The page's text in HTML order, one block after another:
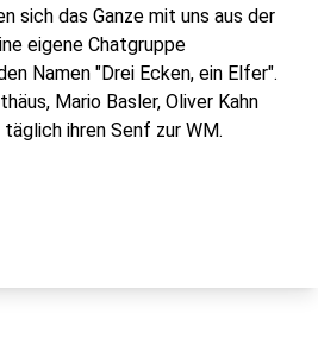
sich das Ganze mit uns aus der
eigene Chatgruppe
Namen "Drei Ecken, ein Elfer".
Mario Basler, Oliver Kahn
ihren Senf zur WM.